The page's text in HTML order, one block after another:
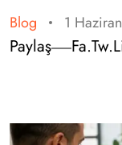
Blog 1
Paylaş Fa.Tw.